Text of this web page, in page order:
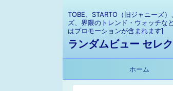
TOBE、STARTO（旧ジャニーズ
ズ、界隈のトレンド・ウォッチな
はプロモーションが含まれます]
ランダムビュー セレ
ホーム